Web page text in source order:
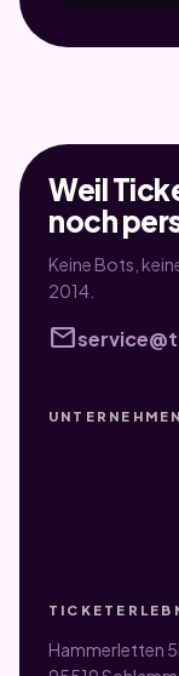
Weil
noch
Keine Bots,
2014.
mail
UNTERNEHMEN
Hammerletten